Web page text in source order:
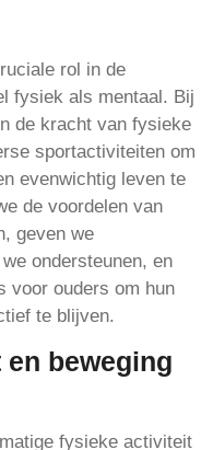
rol in de
fysiek als mentaal. Bij
de kracht van fysieke
sportactiviteiten om
evenwichtig leven te
de voordelen van
geven we
ondersteunen, en
voor ouders om hun
te blijven.
beweging
fysieke activiteit